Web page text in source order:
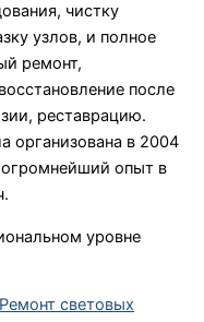
чистку
узлов, и полное
ремонт,
после
реставрацию.
организована в 2004
опыт в
уровне
Ремонт световых